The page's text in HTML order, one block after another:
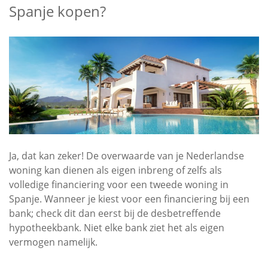
Spanje kopen?
Ja, dat kan zeker! De overwaarde van je Nederlandse
woning kan dienen als eigen inbreng of zelfs als
volledige financiering voor een tweede woning in
Spanje. Wanneer je kiest voor een financiering bij een
bank; check dit dan eerst bij de desbetreffende
hypotheekbank. Niet elke bank ziet het als eigen
vermogen namelijk.